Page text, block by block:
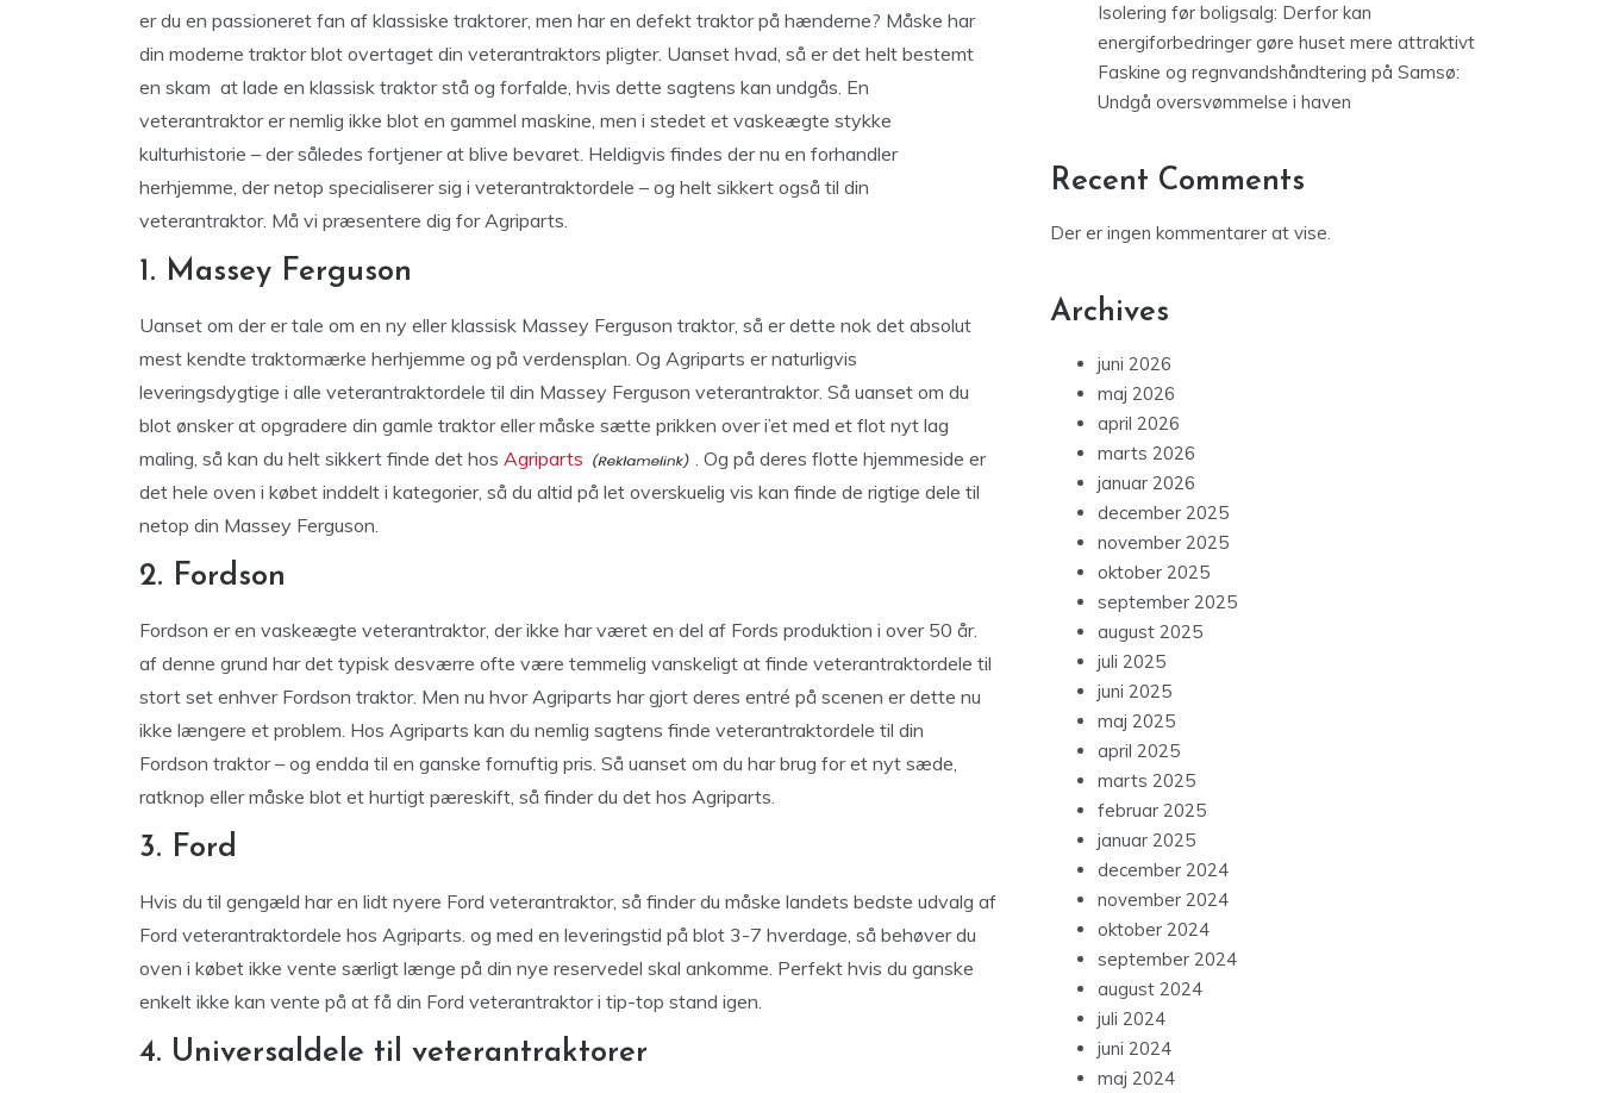
er du en passioneret fan af klassiske traktorer, men har en defekt traktor på hænderne? Måske har
din moderne traktor blot overtaget din veterantraktors pligter. Uanset hvad, så er det helt bestemt
en skam at lade en klassisk traktor stå og forfalde, hvis dette sagtens kan undgås. En
veterantraktor er nemlig ikke blot en gammel maskine, men i stedet et vaskeægte stykke
kulturhistorie – der således fortjener at blive bevaret. Heldigvis findes der nu en forhandler
herhjemme, der netop specialiserer sig i veterantraktordele – og helt sikkert også til din
veterantraktor. Må vi præsentere dig for Agriparts.
1. Massey Ferguson
Uanset om der er tale om en ny eller klassisk Massey Ferguson traktor, så er dette nok det absolut
mest kendte traktormærke herhjemme og på verdensplan. Og Agriparts er naturligvis
leveringsdygtige i alle veterantraktordele til din Massey Ferguson veterantraktor. Så uanset om du
blot ønsker at opgradere din gamle traktor eller måske sætte prikken over i’et med et flot nyt lag
maling, så kan du helt sikkert finde det hos Agriparts
. Og på deres flotte hjemmeside er
det hele oven i købet inddelt i kategorier, så du altid på let overskuelig vis kan finde de rigtige dele til
netop din Massey Ferguson.
2. Fordson
Fordson er en vaskeægte veterantraktor, der ikke har været en del af Fords produktion i over 50 år.
af denne grund har det typisk desværre ofte være temmelig vanskeligt at finde veterantraktordele til
stort set enhver Fordson traktor. Men nu hvor Agriparts har gjort deres entré på scenen er dette nu
ikke længere et problem. Hos Agriparts kan du nemlig sagtens finde veterantraktordele til din
Fordson traktor – og endda til en ganske fornuftig pris. Så uanset om du har brug for et nyt sæde,
ratknop eller måske blot et hurtigt pæreskift, så finder du det hos Agriparts.
3. Ford
Hvis du til gengæld har en lidt nyere Ford veterantraktor, så finder du måske landets bedste udvalg af
Ford veterantraktordele hos Agriparts. og med en leveringstid på blot 3-7 hverdage, så behøver du
oven i købet ikke vente særligt længe på din nye reservedel skal ankomme. Perfekt hvis du ganske
enkelt ikke kan vente på at få din Ford veterantraktor i tip-top stand igen.
4. Universaldele til veterantraktorer
Isolering før boligsalg: Derfor kan
energiforbedringer gøre huset mere attraktivt
Faskine og regnvandshåndtering på Samsø:
Undgå oversvømmelse i haven
Recent Comments
Der er ingen kommentarer at vise.
Archives
juni 2026
maj 2026
april 2026
marts 2026
januar 2026
december 2025
november 2025
oktober 2025
september 2025
august 2025
juli 2025
juni 2025
maj 2025
april 2025
marts 2025
februar 2025
januar 2025
december 2024
november 2024
oktober 2024
september 2024
august 2024
juli 2024
juni 2024
maj 2024